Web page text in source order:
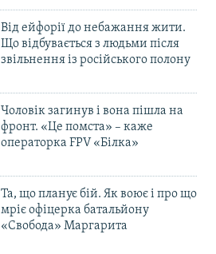
Від ейфорії до небажання жити.
Що відбувається з людьми після
звільнення із російського полону
Чоловік загинув і вона пішла на
фронт. «Це помста» – каже
операторка FPV «Білка»
Та, що планує бій. Як воює і про що
мріє офіцерка батальйону
«Свобода» Маргарита